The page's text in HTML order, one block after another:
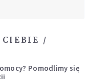
CIEBIE /
Pomodlimy się